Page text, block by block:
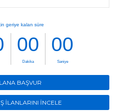
BAŞVUR
İLANLARINI İNCELE